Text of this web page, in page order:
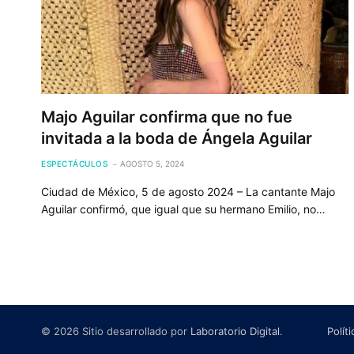
Majo Aguilar confirma que no fue
invitada a la boda de Ángela Aguilar
ESPECTÁCULOS AGOSTO 5, 2024
Ciudad de México, 5 de agosto 2024 – La cantante Majo
Aguilar confirmó, que igual que su hermano Emilio, no…
© 2026 Sitio desarrollado por Laboratorio Digital.